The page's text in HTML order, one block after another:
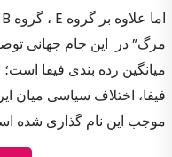
مرگ” در این جام جهانی
میانگین رده بندی فیفا است؛
فیفا، اختلاف سیاسی میان
موجب این نام گذاری شده